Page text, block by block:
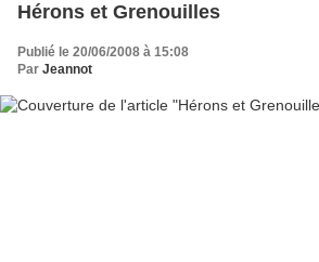
Hérons et Grenouilles
Publié le 20/06/2008 à 15:08
Par Jeannot